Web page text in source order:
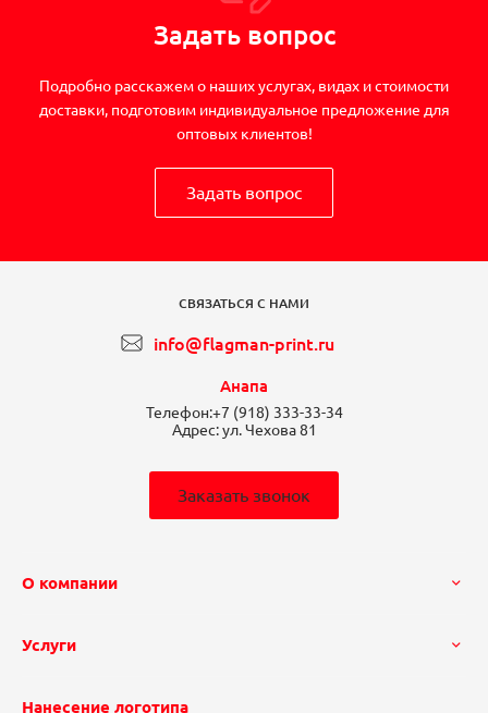
Задать вопрос
Подробно расскажем о наших услугах, видах и стоимости
доставки, подготовим индивидуальное предложение для
оптовых клиентов!
Задать вопрос
СВЯЗАТЬСЯ С НАМИ
info@flagman-print.ru
Анапа
Телефон:+7 (918) 333-33-34
Адрес:ул. Чехова 81
Заказать звонок
О компании
Услуги
Нанесение логотипа